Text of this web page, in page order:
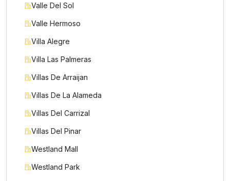
Valle Del Sol
Valle Hermoso
Villa Alegre
Villa Las Palmeras
Villas De Arraijan
Villas De La Alameda
Villas Del Carrizal
Villas Del Pinar
Westland Mall
Westland Park